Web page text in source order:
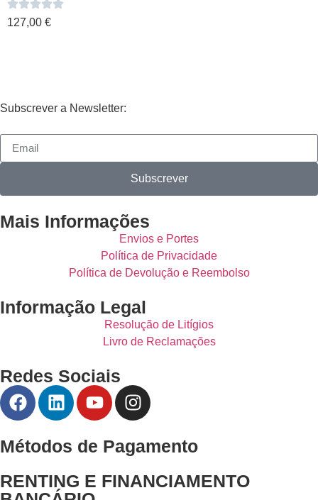
127,00 €
Subscrever a Newsletter:
Subscrever
Mais Informações
Envios e Portes
Política de Privacidade
Política de Devolução e Reembolso
Informação Legal
Resolução de Litígios
Livro de Reclamações
Redes Sociais
Métodos de Pagamento
RENTING E FINANCIAMENTO